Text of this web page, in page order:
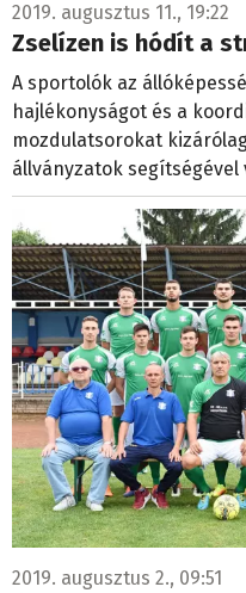
2019. augusztus 11., 19:22
Zselízen is hódít a
A sportolók az
hajlékonyságot és a
mozdulatsorokat
állványzatok segítségével
2019. augusztus 2., 09:51